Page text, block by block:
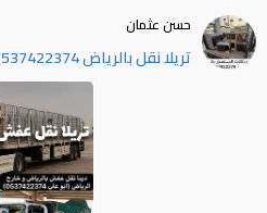
حسن عثمان
تريلا نقل بالرياض 0537422374 تريلا نقل خارج الرياض